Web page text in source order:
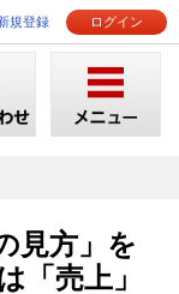
規登録 ログイン
見方」を
「売上」